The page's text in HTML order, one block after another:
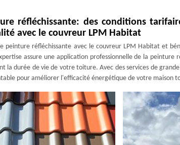
réfléchissante: des conditions
avec le couvreur LPM Habitat
peinture réfléchissante avec le couvreur LPM Habitat et
assure une application professionnelle de la peinture
la durée de vie de votre toiture. Avec des services de
pour améliorer l'efficacité énergétique de votre maison